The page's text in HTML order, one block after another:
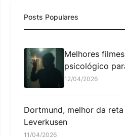
Posts Populares
Melhores
psicológico
12/04/2026
Dortmund, melhor da
Leverkusen
11/04/2026